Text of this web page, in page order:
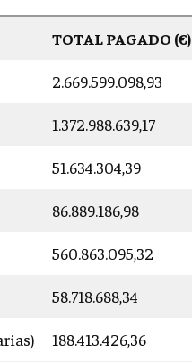
TOTAL PAGADO (€)
2.669.599.098,93
1.372.988.639,17
51.634.304,39
86.889.186,98
560.863.095,32
58.718.688,34
188.413.426,36